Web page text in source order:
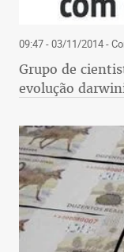
09:47 - 03/11/2014-
Grupo de
evolução